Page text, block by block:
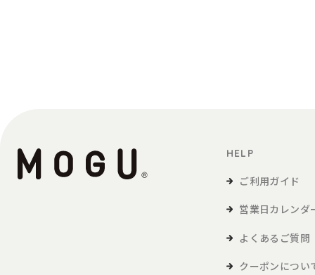
HELP
ご利用ガイド
営業日カレンダ
よくあるご質問
クーポンについ